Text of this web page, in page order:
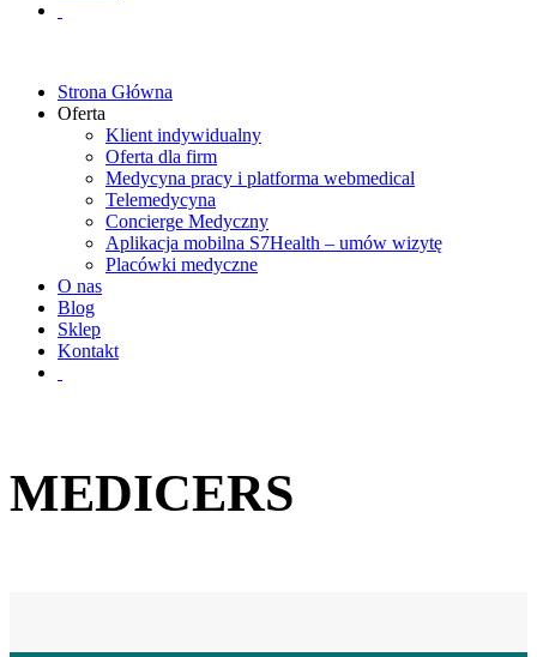
Strona Główna
Oferta
Klient indywidualny
Oferta dla firm
Medycyna pracy i platforma webmedical
Telemedycyna
Concierge Medyczny
Aplikacja mobilna S7Health – umów wizytę
Placówki medyczne
O nas
Blog
Sklep
Kontakt
MEDICERS